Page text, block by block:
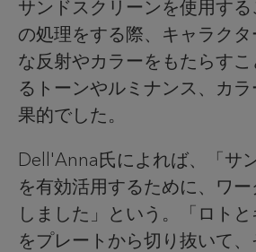
サンドスクリーンを使用す
の処理をする際、キャラク
な反射やカラーをもたらす
るトーンやルミナンス、カ
果的でした。
Dell'Anna氏によれば、「サ
を有効活用するために、ワ
しました」という。「ロト
をプレートから切り抜いて